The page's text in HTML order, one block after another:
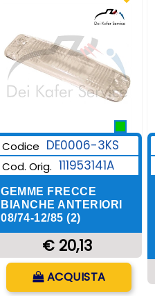
Codice DE0006-3KS
Cod. Orig. 111953141A
GEMME FRECCE
BIANCHE ANTERIORI
08/74-12/85 (2)
€ 20,13
Quantità
ACQUISTA